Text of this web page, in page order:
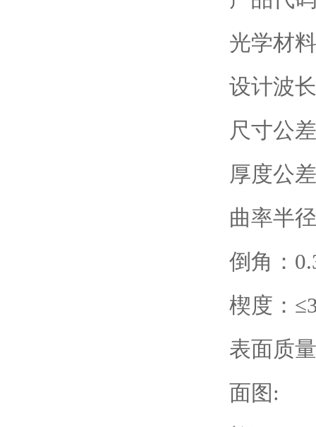
光学材
设计波
尺寸公
厚度公
曲率半
倒角：
楔度：
表面质
面图: